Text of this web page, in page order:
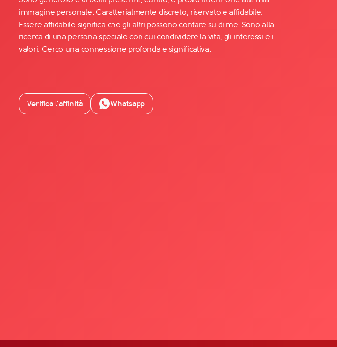
Facebook
YouTube
immagine personale. Caratterialmente discreto, riservato e affidabile.
Essere affidabile significa che gli altri possono contare su di me. Sono alla
ricerca di una persona speciale con cui condividere la vita, gli interessi e i
valori. Cerco una connessione profonda e significativa.
Verifica l’affinità Whatsapp